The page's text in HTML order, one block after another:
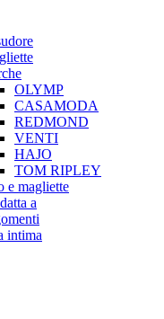
OLYMP
CASAMODA
REDMOND
VENTI
HAJO
TOM RIPLEY
e magliette
a
intima